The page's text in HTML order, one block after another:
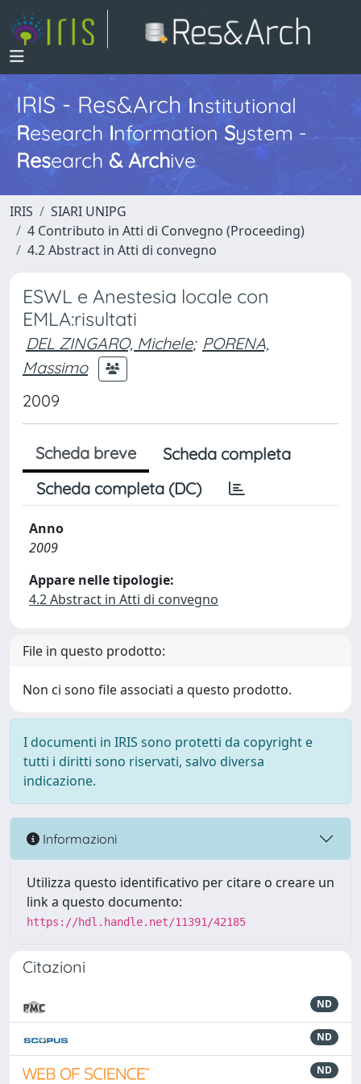
IRIS - Res&ArchInstitutional
Research InformationSystem -
Research & Archive
IRIS
SIARI UNIPG
4 Contributo in Atti di Convegno (Proceeding)
4.2 Abstract in Atti di convegno
ESWL e Anestesia locale con
EMLA:risultati
DEL ZINGARO, Michele; PORENA,
Massimo
2009
Scheda breve
Scheda completa
Scheda completa (DC)
Anno
2009
Appare nelle tipologie:
4.2 Abstract in Atti di convegno
File in questo prodotto:
Non ci sono file associati a questo prodotto.
I documenti in IRIS sono protetti da copyright e
tutti i diritti sono riservati, salvo diversa
indicazione.
Informazioni
Utilizza questo identificativo per citare o creare un
link a questo documento:
https://hdl.handle.net/11391/42185
Citazioni
ND
ND
ND